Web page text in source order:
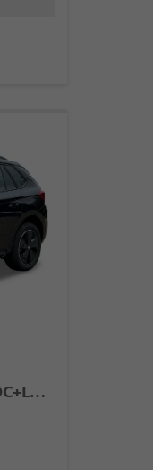
EXTRA SHZ+KLIMA+SMARTLINK+PDC+LED+TEMPOMAT